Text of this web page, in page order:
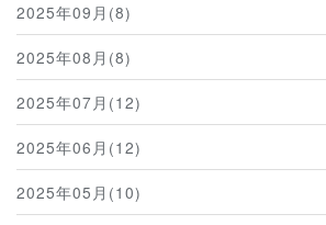
2025年09月(8)
2025年08月(8)
2025年07月(12)
2025年06月(12)
2025年05月(10)